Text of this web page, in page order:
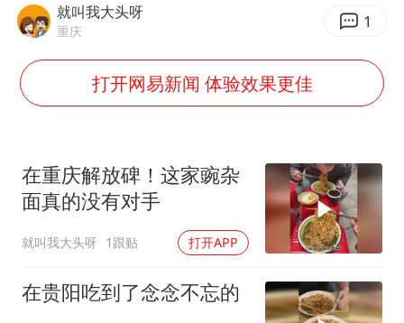
老挝国会主席赛宋蓬逝世
《欢迎来龙餐馆》口碑
泰国初中生饮弹自尽前开了26枪
夏日经济乘“热”而上 消费市场向“新”而行
乐享全民健身 共筑健康中国
就叫我大头呀
重庆 1
打开网易新闻 体验效果更佳
在重庆解放碑！这家豌杂
面真的没有对手
就叫我大头呀 1跟贴 打开APP
在贵阳吃到了念念不忘的